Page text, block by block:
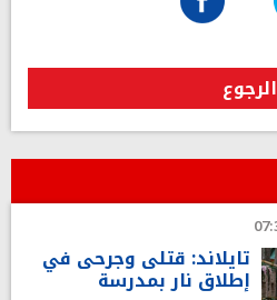
الرجوع
تايلاند: قتلى وجرحى في
إطلاق نار بمدرسة